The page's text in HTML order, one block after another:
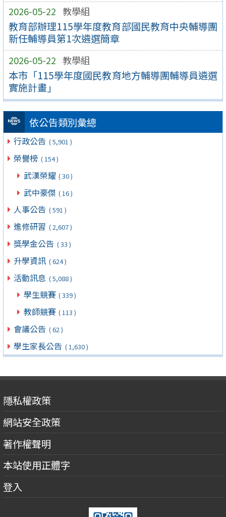
2026-05-22 教學組
教育部辦理115學年度教育部國民教育中央輔導團
新任輔導員第1次遴選簡章
2026-05-22 教學組
本市「115學年度國民教育地方輔導團輔導員遴選
實施計畫」
依公告類別彙總
行政公告 ( 5,901 )
榮譽榜 ( 154 )
武漢榮耀 ( 30 )
武中豪傑 ( 16 )
人事公告 ( 591 )
進修研習 ( 2,607 )
獎學金公告 ( 33 )
升學資訊 ( 624 )
活動訊息 ( 5,088 )
學生競賽 ( 339 )
教師競賽 ( 113 )
會議公告 ( 62 )
學生家長公告 ( 1,630 )
隱私權政策
網站安全政策
著作權聲明
本站使用正體字
登入